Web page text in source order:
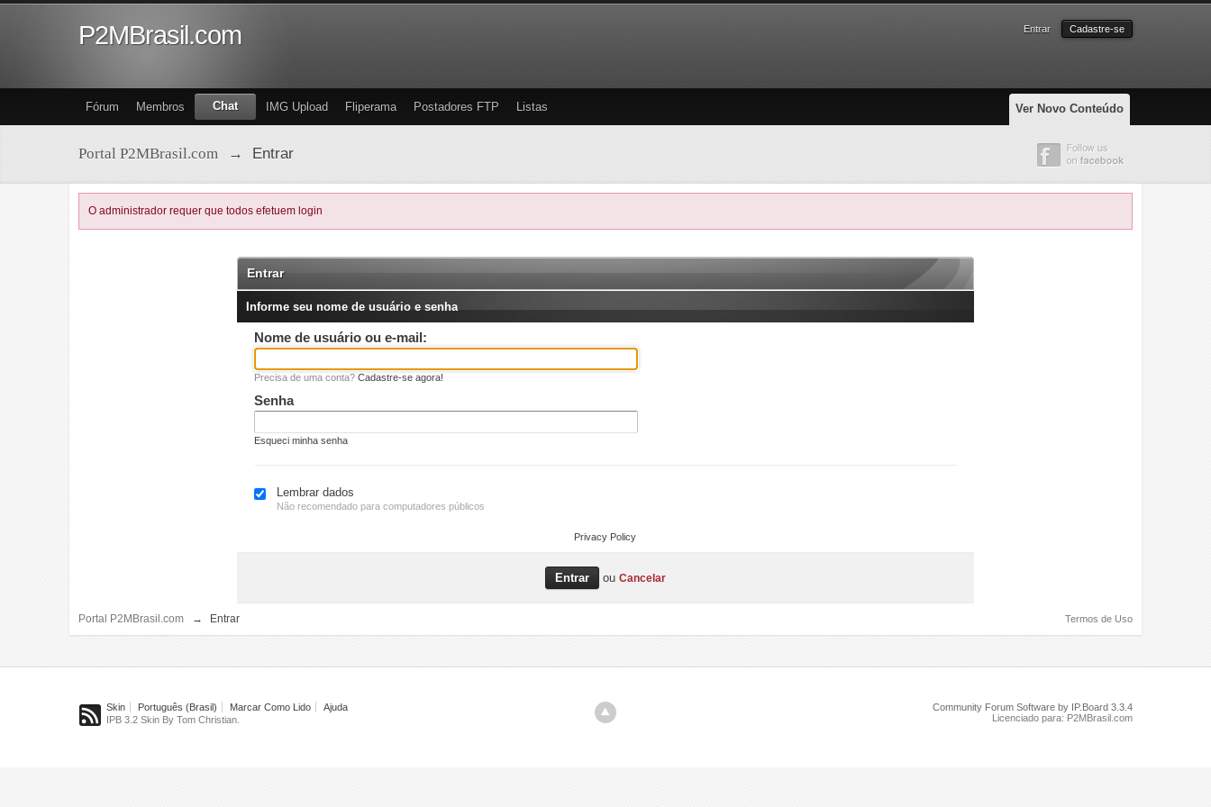
P2MBrasil.com Entrar Cadastre-se
Ver Novo Conteúdo
Fórum Membros Chat IMG Upload Fliperama Postadores FTP Listas
Portal P2MBrasil.com → Entrar
O administrador requer que todos efetuem login
Entrar
Informe seu nome de usuário e senha
Nome de usuário ou e-mail:
Precisa de uma conta? Cadastre-se agora!
Senha
Esqueci minha senha
Lembrar dados
Não recomendado para computadores públicos
Privacy Policy
ou Cancelar
Portal P2MBrasil.com → Entrar Termos de Uso
Skin Português (Brasil) Marcar Como Lido
Ajuda
IPB 3.2 Skin By Tom Christian.
Community Forum Software by IP.Board 3.3.4
Licenciado para: P2MBrasil.com